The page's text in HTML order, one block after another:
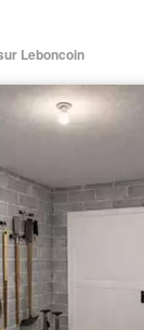
Leboncoin